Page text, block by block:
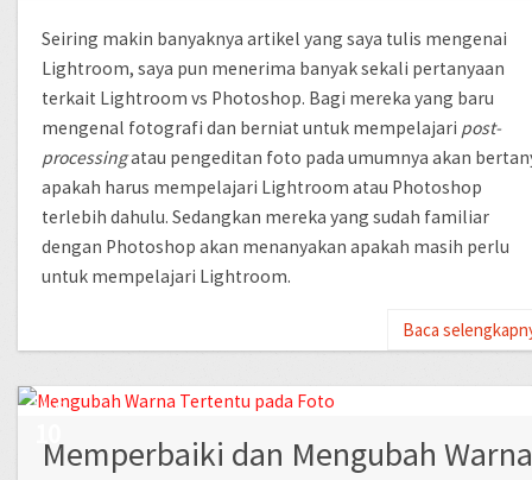
Seiring makin banyaknya artikel yang saya tulis mengenai
Lightroom, saya pun menerima banyak sekali pertanyaan
terkait Lightroom vs Photoshop. Bagi mereka yang baru
mengenal fotografi dan berniat untuk mempelajari post-
processingatau pengeditan foto pada umumnya akan
apakah harus mempelajari Lightroom atau Photoshop
terlebih dahulu. Sedangkan mereka yang sudah familiar
dengan Photoshop akan menanyakan apakah masih perlu
untuk mempelajari Lightroom.
Baca
AUG
Memperbaiki dan Mengubah Warna